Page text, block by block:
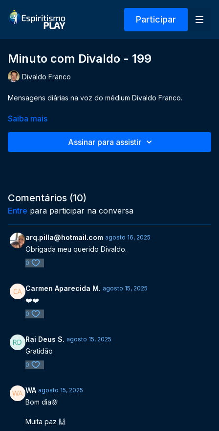
Participar
Minuto com Divaldo - 199
Divaldo Franco
Mensagens diárias na voz do médium Divaldo Franco.
Saiba mais
Assinar para assistir
Comentários (10)
Entre para participar na conversa
arq.pilla@hotmail.com agosto 16, 2025
Obrigada meu querido Divaldo.
0
Carmen Aparecida M. agosto 15, 2025
❤️❤️
0
Rai Deus S. agosto 15, 2025
Gratidão
0
WA agosto 15, 2025
Bom dia🌸
Muita paz 🙌